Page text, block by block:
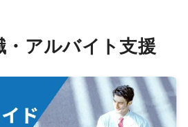
・アルバイト支援